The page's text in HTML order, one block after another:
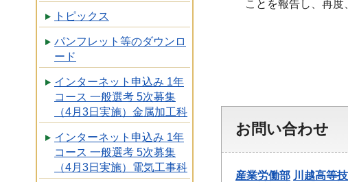
トピックス
パンフレット等のダウンロ
ード
インターネット申込み 1年
コース 一般選考 5次募集
（4月3日実施）金属加工科
インターネット申込み 1年
コース 一般選考 5次募集
（4月3日実施）電気工事科
ことを報告し、再度
お問い合わせ
産業労働部 川越高等